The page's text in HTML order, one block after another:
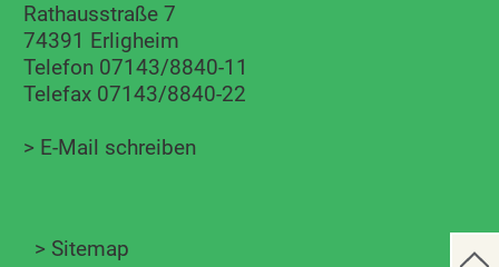
Rathausstraße 7
74391 Erligheim
Telefon 07143/8840-11
Telefax 07143/8840-22
> E-Mail schreiben
> Sitemap